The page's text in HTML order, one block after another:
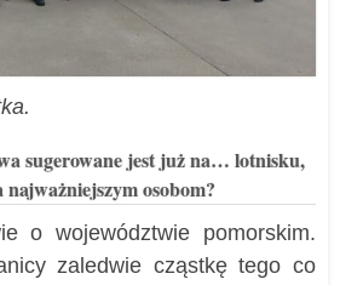
sugerowane jest już na… lotnisku,
najważniejszym osobom?
o województwie pomorskim.
zaledwie cząstkę tego co